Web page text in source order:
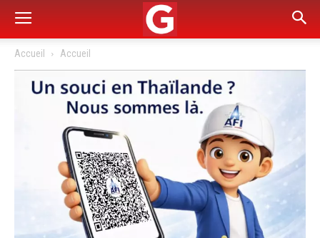
Accueil Accueil